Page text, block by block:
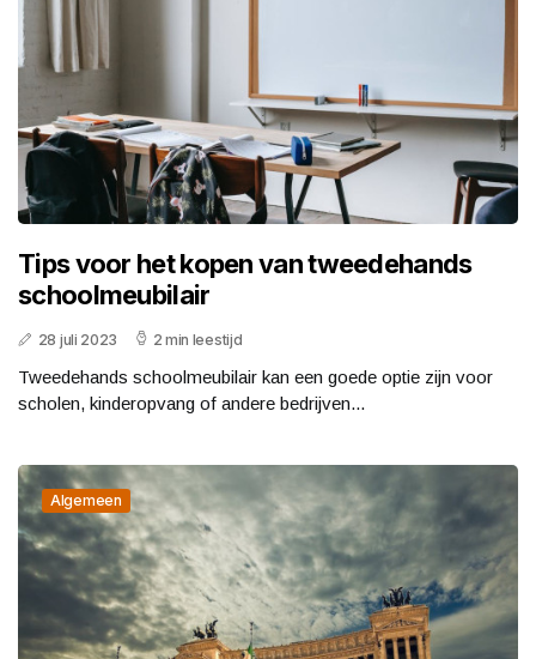
Tips voor het kopen van tweedehands
schoolmeubilair
28 juli 2023 2 min leestijd
Tweedehands schoolmeubilair kan een goede optie zijn voor
scholen, kinderopvang of andere bedrijven...
Algemeen